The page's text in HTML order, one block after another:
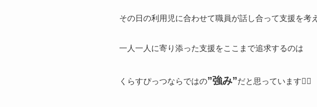
その日の利用児に合わせて職員が話し合って支援を考
一人一人に寄り添った支援をここまで追求するのは
くらすぴっつならではの”強み”だと思っています❤️‍🔥